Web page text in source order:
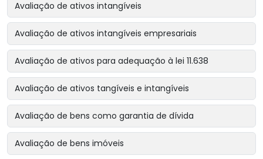
Avaliação de ativos intangíveis
Avaliação de ativos intangíveis empresariais
Avaliação de ativos para adequação à lei 11.638
Avaliação de ativos tangíveis e intangíveis
Avaliação de bens como garantia de dívida
Avaliação de bens imóveis